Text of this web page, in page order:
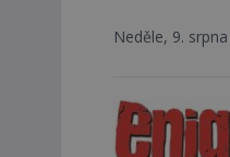
Neděle, 9. 9.